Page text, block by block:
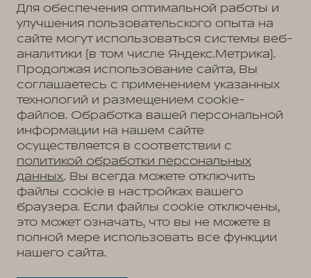
Политика обработки персональных данных
Согласие на коммуникацию
Согласие на предоставление персональных данных третьим лицам
Согласие на обработку ПД
Адрес
Владивосток, ул. Тульская, д. 22
Телефон
+7 (423) 279-09-19
АВТОМОБИЛИ В НАЛИЧИИ
МОДЕЛЬНЫЙ РЯД
WEY 05
Для обеспечения оптимальной работы и
улучшения пользовательского опыта на
сайте могут использоваться системы веб-
аналитики (в том числе Яндекс.Метрика).
Продолжая использование сайта, Вы
соглашаетесь с применением указанных
технологий и размещением cookie-
файлов. Обработка вашей персональной
информации на нашем сайте
осуществляется в соответствии с
политикой обработки персональных
данных. Вы всегда можете отключить
файлы cookie в настройках вашего
браузера. Если файлы cookie отключены,
это может означать, что вы не можете в
полной мере использовать все функции
нашего сайта.